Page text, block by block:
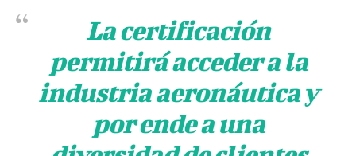
La certificación
permitirá acceder a la
industria aeronáutica y
por ende a una